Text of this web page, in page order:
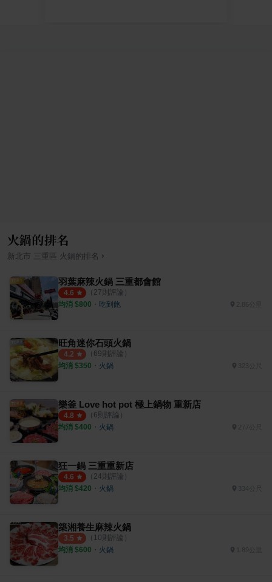
火鍋的排名
新北市 三重區 火鍋的排名 ›
羽葉麻辣火鍋 三重都會館
4.6 （ 27則評論）
均消 $800 ・ 吃到飽
旺角迷你石頭火鍋
4.2 （ 69則評論）
均消 $350 ・ 火鍋
樂釜 Love hot pot 極上鍋物 重新店
4.8 （ 6則評論）
均消 $400 ・ 火鍋
狂一鍋 三重重新店
4.6 （ 24則評論）
均消 $420 ・ 火鍋 334公尺
築湘養生麻辣火鍋
3.5 （ 10則評論）
均消 $600 ・ 火鍋